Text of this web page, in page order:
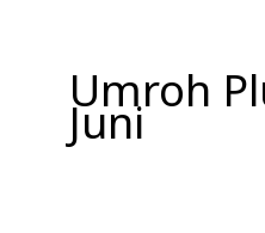
Umroh
Juni